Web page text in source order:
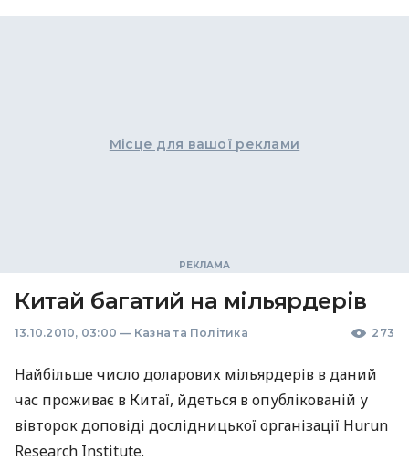
Місце для вашої реклами
Китай багатий на мільярдерів
13.10.2010, 03:00 — Казна та Політика 273
Найбільше число доларових мільярдерів в даний
час проживає в Китаї, йдеться в опублікованій у
вівторок доповіді дослідницької організації Hurun
Research Institute.